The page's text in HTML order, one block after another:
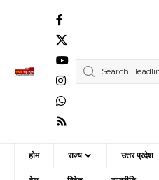
होम राज्य उत्तर प्रदेश